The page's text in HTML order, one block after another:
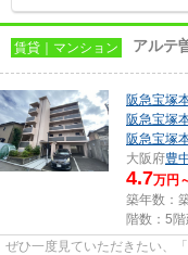
賃貸｜マンション アルテ
阪急宝塚
阪急宝塚
阪急宝塚
大阪府豊
4.7万円
築年数：
階数：5階
ぜひ一度見ていただきたい、